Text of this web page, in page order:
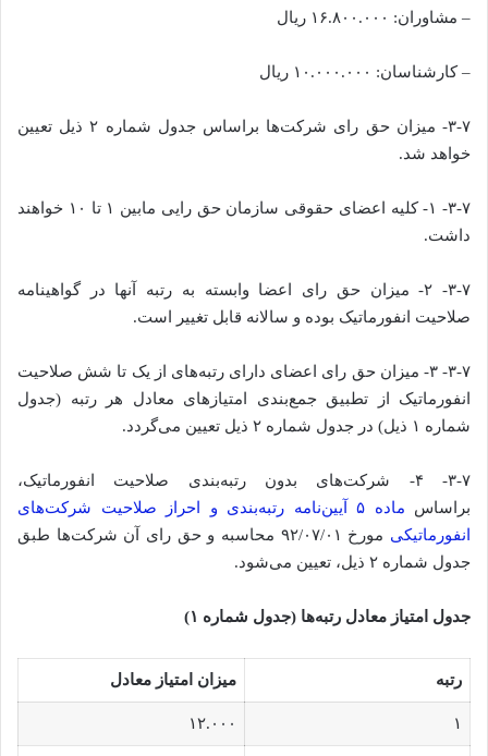
– مشاوران: ۱۶.۸۰۰.۰۰۰ ریال
– کارشناسان: ۱۰.۰۰۰.۰۰۰ ریال
۳-۷- میزان حق رای شرکت‌ها براساس جدول شماره ۲ ذیل تعیین
خواهد شد.
۳-۷- ۱- کلیه اعضای حقوقی سازمان حق رایی مابین ۱ تا ۱۰ خواهند
داشت.
۳-۷- ۲- میزان حق رای اعضا وابسته به رتبه‌ آنها در گواهینامه
صلاحیت انفورماتیک بوده و سالانه قابل تغییر است.
۳-۷- ۳- میزان حق رای اعضای دارای رتبه‌های از یک تا شش صلاحیت
انفورماتیک از تطبیق جمع‌بندی امتیازهای معادل هر رتبه (جدول
شماره ۱ ذیل) در جدول شماره ۲ ذیل تعیین می‌گردد.
۳-۷- ۴- شرکت‌های بدون رتبه‌بندی صلاحیت انفورماتیک،
براساس
ماده ۵ آیین‌نامه رتبه‌بندی و احراز صلاحیت شرکت‌های
انفورماتیکی
مورخ ۹۲/۰۷/۰۱ محاسبه و حق رای آن شرکت‌ها طبق
جدول شماره ۲ ذیل، تعیین می‌شود.
جدول امتیاز معادل رتبه‌ها (جدول شماره ۱)
رتبه میزان امتیاز معادل
۱ ۱۲.۰۰۰